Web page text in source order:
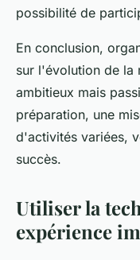
possibilité de
En conclusion,
sur l'évolution de la
ambitieux mais
préparation, une
d'activités variées,
succès.
Utiliser la
expérience